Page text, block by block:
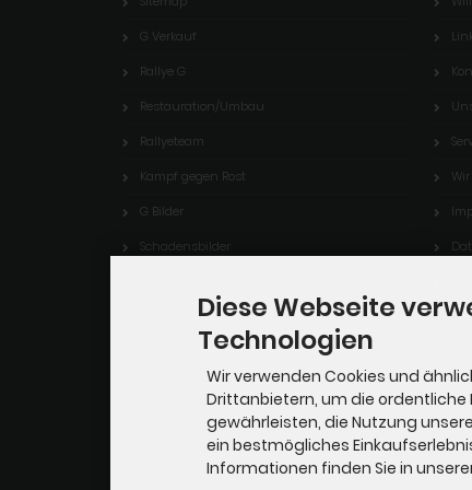
G Verkauf
Rallye G
Restauration/Umbau
Rallyeteam
Kampf gegen Rost
G Bilder
Schadensbilder
Baja-Saxonia 09
Breslau Rallye 2009
Breslau 2010
Breslau-Rallye 2011
Cookie Einstellungen
Diese Webseite
Technologien
Wir verwenden Cookies und
Drittanbietern, um die ordentliche
gewährleisten, die Nutzung
ein bestmögliches
Informationen finden Sie in